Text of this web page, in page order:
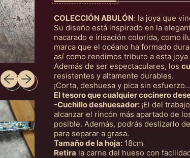
Diapositive précédente
Diapositive suivante
COLECCIÓN ABULÓN: la joya que
Su diseño está inspirado en la
nacarado e irisación colorida, como
marca que el océano ha formado
así como rendimos tributo a esta
Además de ser espectaculares, los
resistentes y altamente durables.
¡Corta, deshuesa y pica sin
El tesoro que cualquier cocinero
-Cuchillo deshuesador: ¡El del
alcanzar el rincón más apartado de
posible. Además, podrás deslizarlo
para separar a grasa.
Tamaño de la hoja:18cm
Retira la carne del hueso con